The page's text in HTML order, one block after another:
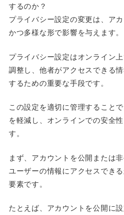
するのか？
プライバシー設定の変更は、ア
かつ多様な形で影響を与えます。
プライバシー設定はオンライン
調整し、他者がアクセスできる
するための重要な手段です。
この設定を適切に管理すること
を軽減し、オンラインでの安全
す。
まず、アカウントを公開または
ユーザーの情報にアクセスでき
要素です。
たとえば、アカウントを公開に